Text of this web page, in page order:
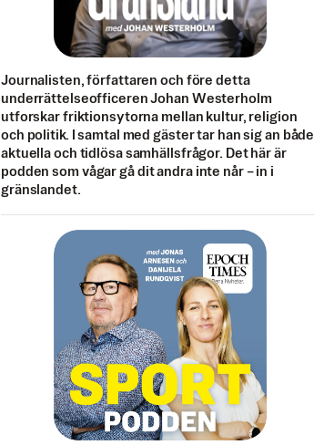
Journalisten, författaren och före detta
underrättelseofficeren Johan Westerholm
utforskar friktionsytorna mellan kultur, religion
och politik. I samtal med gäster tar han sig an både
aktuella och tidlösa samhällsfrågor. Det här är
podden som vågar gå dit andra inte når – in i
gränslandet.